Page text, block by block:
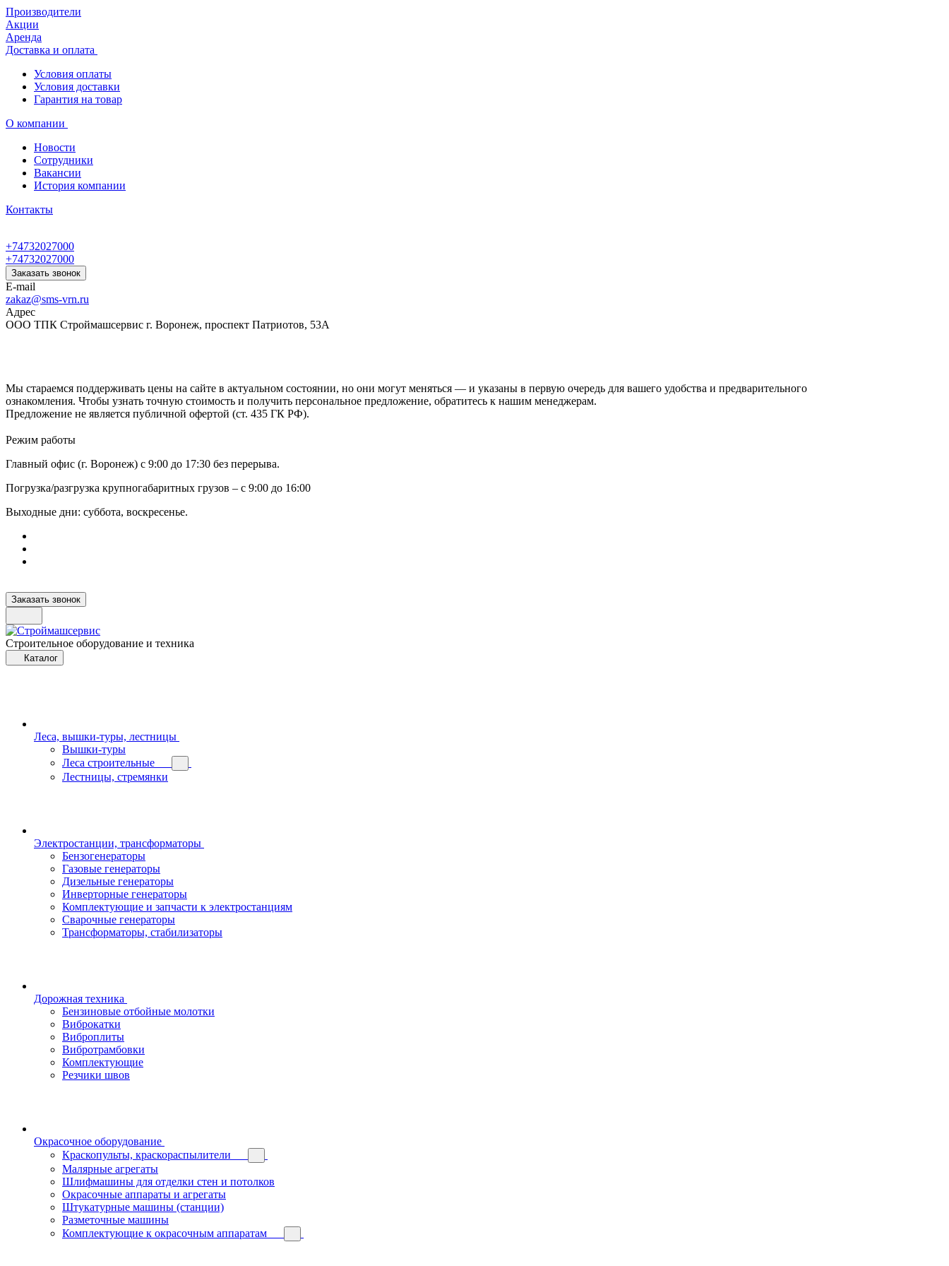
Производители
Акции
Аренда
Доставка и оплата
Условия оплаты
Условия доставки
Гарантия на товар
О компании
Новости
Сотрудники
Вакансии
История компании
Контакты
+74732027000
+74732027000
Заказать звонок
E-mail
zakaz@sms-vrn.ru
Адрес
ООО ТПК Строймашсервис г. Воронеж, проспект Патриотов, 53А
Мы стараемся поддерживать цены на сайте в актуальном состоянии, но они могут меняться — и указаны в первую очередь для вашего удобства и предварительного
ознакомления. Чтобы узнать точную стоимость и получить персональное предложение, обратитесь к нашим менеджерам.
Предложение не является публичной офертой (ст. 435 ГК РФ).
Режим работы
Главный офис (г. Воронеж) с 9:00 до 17:30 без перерыва.
Погрузка/разгрузка крупногабаритных грузов – с 9:00 до 16:00
Выходные дни: суббота, воскресенье.
Заказать звонок
Строительное оборудование и техника
Каталог
Леса, вышки-туры, лестницы
Вышки-туры
Леса строительные
Лестницы, стремянки
Электростанции, трансформаторы
Бензогенераторы
Газовые генераторы
Дизельные генераторы
Инверторные генераторы
Комплектующие и запчасти к электростанциям
Сварочные генераторы
Трансформаторы, стабилизаторы
Дорожная техника
Бензиновые отбойные молотки
Виброкатки
Виброплиты
Вибротрамбовки
Комплектующие
Резчики швов
Окрасочное оборудование
Краскопульты, краскораспылители
Малярные агрегаты
Шлифмашины для отделки стен и потолков
Окрасочные аппараты и агрегаты
Штукатурные машины (станции)
Разметочные машины
Комплектующие к окрасочным аппаратам